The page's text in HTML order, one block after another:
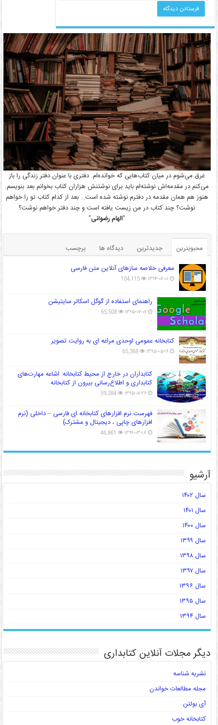
غرق می‌شوم در میان کتاب‌هایی که خوانده‌ام. دفتری با عنوان دفتر زندگی را باز
می‌کنم در مقدمه‌اش نوشته‌ام باید برای نوشتنش هزاران کتاب بخوانم بعد بنویسم.
هنوز هم همان مقدمه در دفترم نوشته شده است… بعد از کدام کتاب تو را خواهم
نوشت؟ چند کتاب در من زیست یافته است و چند دفتر خواهم نوشت؟
"الهام رضوانی"
محبوبترین جدیدترین دیدگاه ها
برچسب
معرفی خلاصه سازهای آنلاین متن فارسی
۱۳۹۴-۰۷-۰۱ 104,115
راهنمای استفاده از گوگل اسکالر سایتیشن
۱۳۹۵-۰۷-۰۷ 65,508
کتابخانه عمومی اوحدی مراغه ای به روایت تصویر
۱۳۹۵-۰۵-۱۹ 65,368
کتابداران در خارج از محیط کتابخانه: اشاعه مهارت‌های
کتابداری و اطلاع‌رسانی بیرون از کتابخانه
۱۳۹۵-۰۷-۲۶ 59,284
فهرست نرم افزارهای کتابخانه ای فارسی – داخلی (نرم
افزارهای چاپی ، دیجیتال و مشترک)
۱۳۹۹-۰۳-۱۸ 46,861
آرشیو
سال ۱۴۰۲
سال ۱۴۰۱
سال ۱۴۰۰
سال ۱۳۹۹
سال ۱۳۹۸
سال ۱۳۹۷
سال ۱۳۹۶
سال ۱۳۹۵
سال ۱۳۹۴
دیگر مجلات آنلاین کتابداری
نشریه شناسه
مجله مطالعات خواندن
آی بولتن
کتابخانه خوب